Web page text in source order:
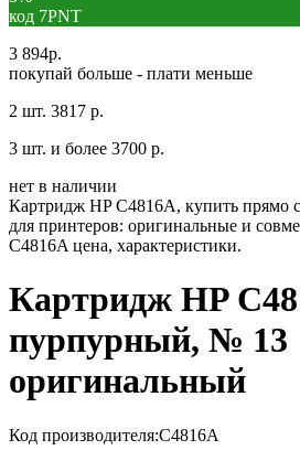
код 7PNT
3 894р.
покупай больше - плати меньше
2 шт. 3817 р.
3 шт. и более 3700 р.
нет в наличии
Картридж HP C4816A, купить прямо
для принтеров: оригинальные и
C4816A цена, характеристики.
Картридж HP
пурпурный, № 13
оригинальный
Код производителя:C4816A